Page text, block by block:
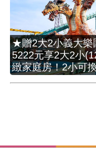
★贈2大2小義大樂
5222元享2大2小
緻家庭房！2小可